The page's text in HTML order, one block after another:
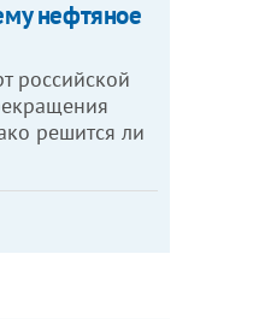
нефтяное
российской
решится ли